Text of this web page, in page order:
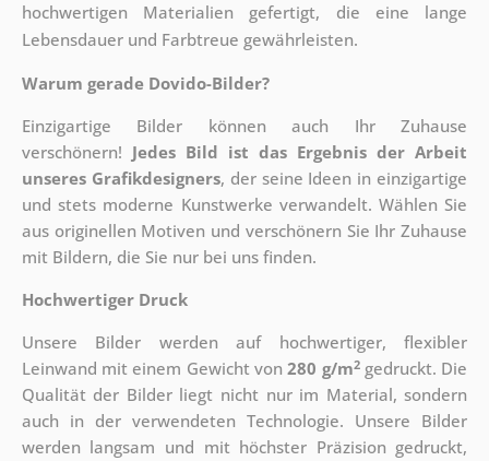
hochwertigen Materialien gefertigt, die eine lange
Lebensdauer und Farbtreue gewährleisten.
Warum gerade Dovido-Bilder?
Einzigartige Bilder können auch Ihr Zuhause
verschönern! Jedes Bild ist das Ergebnis der Arbeit
unseres Grafikdesigners, der seine Ideen in einzigartige
und stets moderne Kunstwerke verwandelt. Wählen Sie
aus originellen Motiven und verschönern Sie Ihr Zuhause
mit Bildern, die Sie nur bei uns finden.
Hochwertiger Druck
Unsere Bilder werden auf hochwertiger, flexibler
Leinwand mit einem Gewicht von280 g/m2gedruckt. Die
Qualität der Bilder liegt nicht nur im Material, sondern
auch in der verwendeten Technologie. Unsere Bilder
werden langsam und mit höchster Präzision gedruckt,